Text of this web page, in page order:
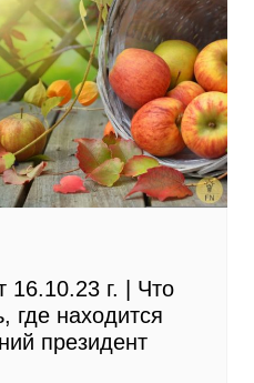
16.10.23 г. | Что
где находится
президент